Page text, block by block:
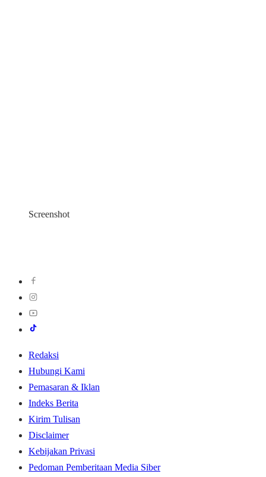
Screenshot
Redaksi
Hubungi Kami
Pemasaran & Iklan
Indeks Berita
Kirim Tulisan
Disclaimer
Kebijakan Privasi
Pedoman Pemberitaan Media Siber